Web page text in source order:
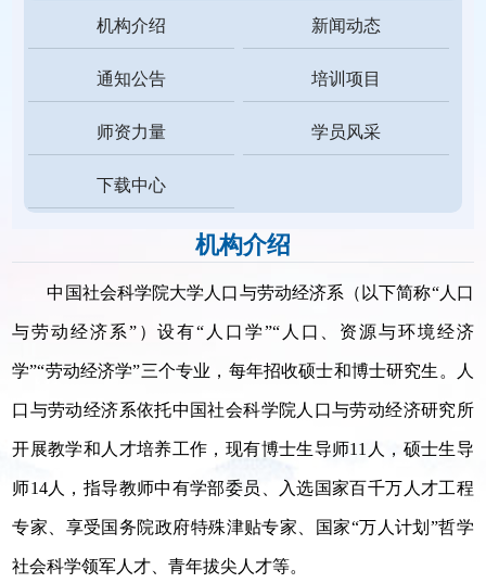
机构介绍 新闻动态
通知公告 培训项目
师资力量 学员风采
下载中心
机构介绍
中国社会科学院大学人口与劳动经济系（以下简称“人口
与劳动经济系”）设有“人口学”“人口、资源与环境经济
学”“劳动经济学”三个专业，每年招收硕士和博士研究生。人
口与劳动经济系依托中国社会科学院人口与劳动经济研究所
开展教学和人才培养工作，现有博士生导师11人，硕士生导
师14人，指导教师中有学部委员、入选国家百千万人才工程
专家、享受国务院政府特殊津贴专家、国家“万人计划”哲学
社会科学领军人才、青年拔尖人才等。